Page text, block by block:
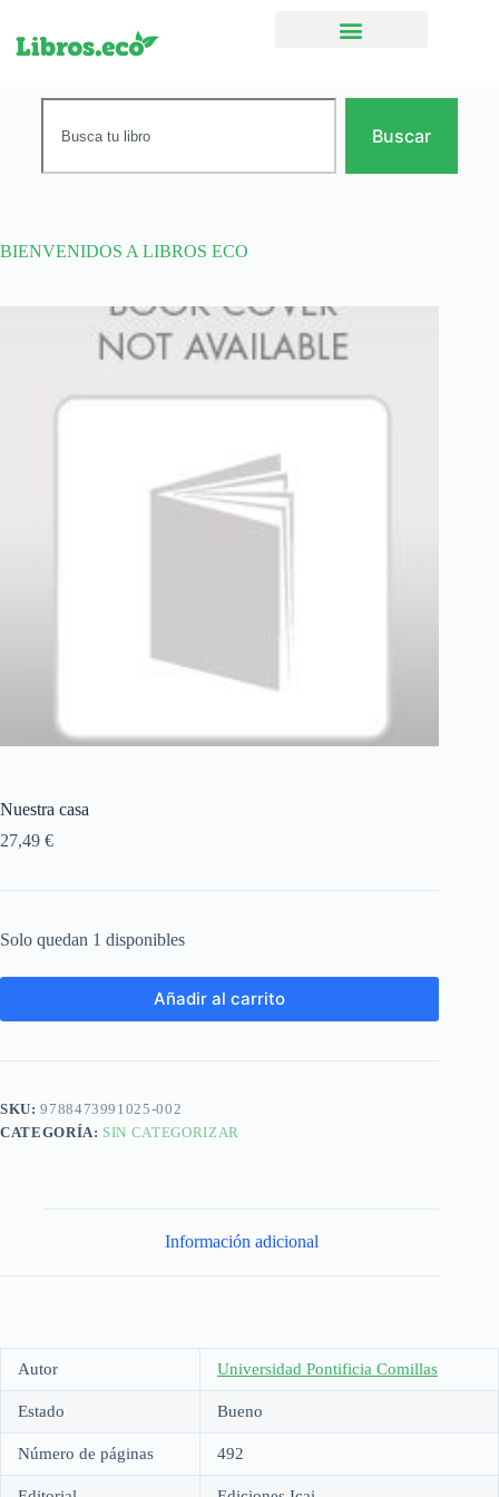
Buscar
BIENVENIDOS A LIBROS ECO
Nuestra casa
27,49 €
Solo quedan 1 disponibles
Añadir al carrito
SKU:9788473991025-002
CATEGORÍA: SIN CATEGORIZAR
Información adicional
Autor Universidad Pontificia Comillas
Estado Bueno
Número de páginas 492